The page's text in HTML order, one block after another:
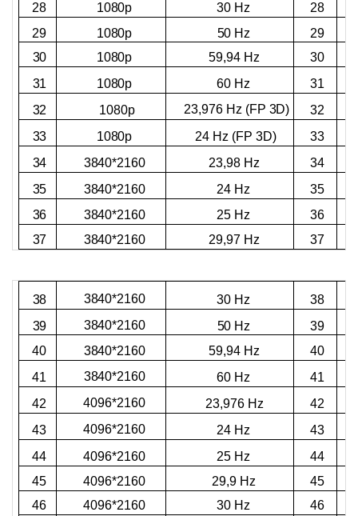
28
1080p 30 Hz
28
29
1080p 50 Hz
29
30
1080p 59,94 Hz
30
31
1080p 60 Hz
31
32
1080p 23,976 Hz (FP 3D)
32
33
1080p 24 Hz (FP 3D)
33
34
3840*2160 23,98 Hz
34
35
3840*2160 24 Hz
35
36
3840*2160 25 Hz
36
37
3840*2160 29,97 Hz 37
38 3840*2160 30 Hz
38
39
3840*2160 50 Hz
39
40
3840*2160 59,94 Hz
40
41
3840*2160 60 Hz
41
42
4096*2160 23,976 Hz
42
43
4096*2160 24 Hz
43
44
4096*2160 25 Hz
44
45
4096*2160 29,9 Hz
45
46
4096*2160 30 Hz 46